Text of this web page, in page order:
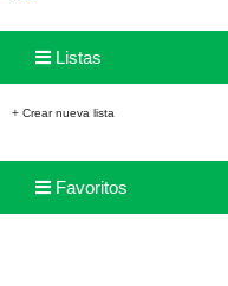
Listas
+ Crear nueva lista
Favoritos